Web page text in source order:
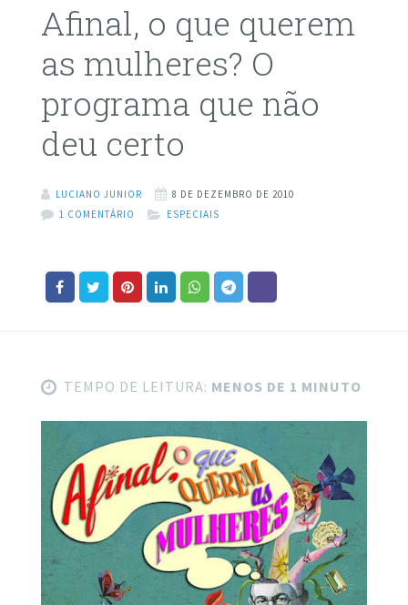
Afinal, o que querem
as mulheres? O
programa que não
deu certo
LUCIANO JUNIOR
8 DE DEZEMBRO DE 2010
1 COMENTÁRIO
ESPECIAIS
TEMPO DE LEITURA: MENOS DE 1 MINUTO